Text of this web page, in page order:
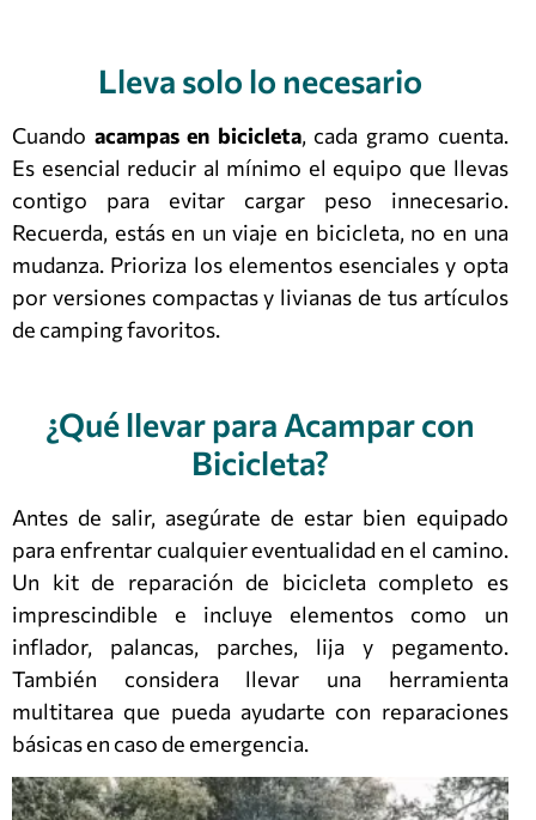
Lleva solo lo necesario
Cuando acampas en bicicleta, cada gramo cuenta.
Es esencial reducir al mínimo el equipo que llevas
contigo para evitar cargar peso innecesario.
Recuerda, estás en un viaje en bicicleta, no en una
mudanza. Prioriza los elementos esenciales y opta
por versiones compactas y livianas de tus artículos
de camping favoritos.
¿Qué llevar para Acampar con
Bicicleta?
Antes de salir, asegúrate de estar bien equipado
para enfrentar cualquier eventualidad en el camino.
Un kit de reparación de bicicleta completo es
imprescindible e incluye elementos como un
inflador, palancas, parches, lija y pegamento.
También considera llevar una herramienta
multitarea que pueda ayudarte con reparaciones
básicas en caso de emergencia.